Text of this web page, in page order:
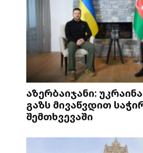
აზერბაიჯანი:
გაზს მივაწვდით
შემთხვევაში